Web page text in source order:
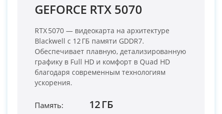
GEFORCE RTX 5070
RTX 5070 — видеокарта на архитектуре
Blackwell с 12 ГБ памяти GDDR7.
Обеспечивает плавную, детализированную
графику в Full HD и комфорт в Quad HD
благодаря современным технологиям
ускорения.
Память: 12 ГБ